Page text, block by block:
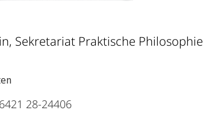
Sekretariat Praktische Philosophie
28-24406